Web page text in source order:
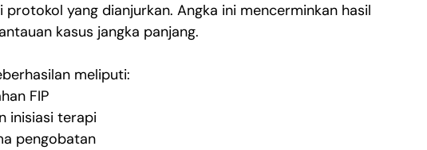
yang dianjurkan. Angka ini mencerminkan hasil
kasus jangka panjang.
meliputi:
FIP
inisiasi terapi
pengobatan